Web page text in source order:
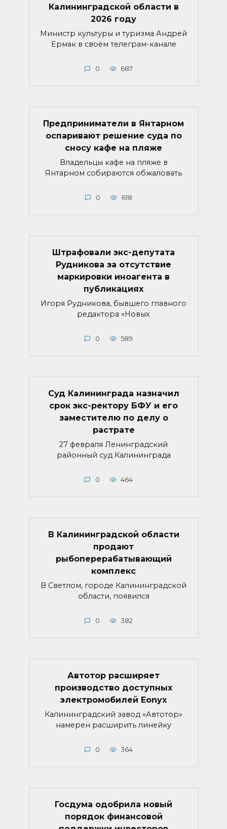
Калининградской области в
2026 году
Министр культуры и туризма Андрей
Ермак в своём телеграм-канале
0 687
Предприниматели в Янтарном
оспаривают решение суда по
сносу кафе на пляже
Владельцы кафе на пляже в
Янтарном собираются обжаловать
0 618
Штрафовали экс-депутата
Рудникова за отсутствие
маркировки иноагента в
публикациях
Игоря Рудникова, бывшего главного
редактора «Новых
0 589
Суд Калининграда назначил
срок экс-ректору БФУ и его
заместителю по делу о
растрате
27 февраля Ленинградский
районный суд Калининграда
0 464
В Калининградской области
продают
рыбоперерабатывающий
комплекс
В Светлом, городе Калининградской
области, появился
0 382
Автотор расширяет
производство доступных
электромобилей Eonyx
Калининградский завод «Автотор»
намерен расширить линейку
0 364
Госдума одобрила новый
порядок финансовой